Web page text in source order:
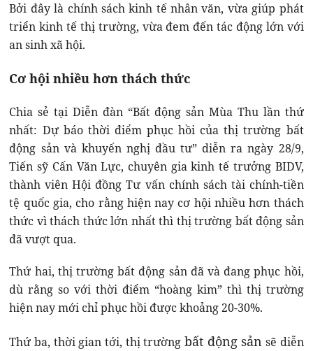
Bởi đây là chính sách kinh tế nhân văn, vừa giúp phát
triển kinh tế thị trường, vừa đem đến tác động lớn với
an sinh xã hội.
Cơ hội nhiều hơn thách thức
Chia sẻ tại Diễn đàn “Bất động sản Mùa Thu lần thứ
nhất: Dự báo thời điểm phục hồi của thị trường bất
động sản và khuyến nghị đầu tư” diễn ra ngày 28/9,
Tiến sỹ Cấn Văn Lực, chuyên gia kinh tế trưởng BIDV,
thành viên Hội đồng Tư vấn chính sách tài chính-tiền
tệ quốc gia, cho rằng hiện nay cơ hội nhiều hơn thách
thức vì thách thức lớn nhất thì thị trường bất động sản
đã vượt qua.
Thứ hai, thị trường bất động sản đã và đang phục hồi,
dù rằng so với thời điểm “hoàng kim” thì thị trường
hiện nay mới chỉ phục hồi được khoảng 20-30%.
Thứ ba, thời gian tới, thị trường bất động sản sẽ diễn